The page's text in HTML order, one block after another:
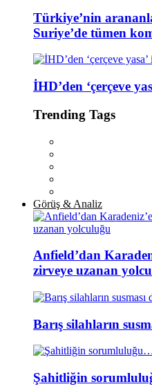
Türkiye’nin
Suriye’de tümen
İHD’den ‘çerçeve
Trending Tags
Görüş & Analiz
Anfield’dan
zirveye uzanan
Barış silahların
Şahitliğin